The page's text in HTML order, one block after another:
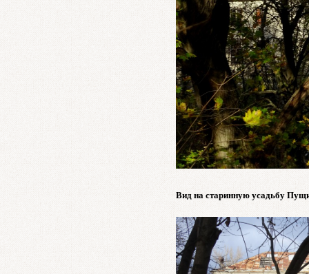
Вид на старинную усадьбу